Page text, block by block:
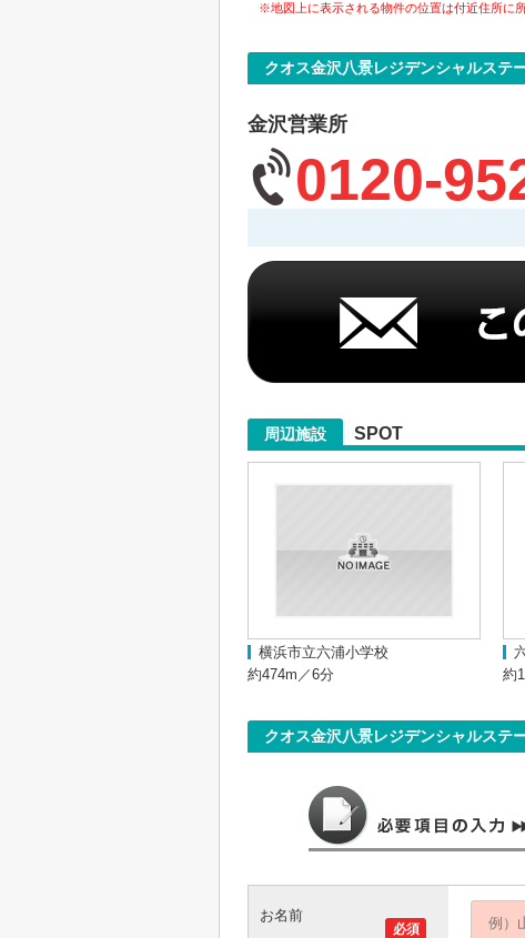
※地図上に表示される物件の位置は付近住所に
クオス金沢八景レジデンシャルステ
金沢営業所
0120-
周辺施設 SPOT
横浜市立六浦小学校
約474m／6分
約
クオス金沢八景レジデンシャルステ
必須
お名前